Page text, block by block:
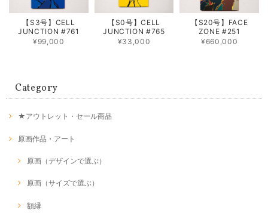
【S3号】CELL
JUNCTION #761
¥99,000
【S0号】CELL
JUNCTION #765
¥33,000
【S20号】FACE
ZONE #251
¥660,000
Category
★アウトレット・セール商品
原画作品・アート
原画（デザインで選ぶ）
原画（サイズで選ぶ）
額縁